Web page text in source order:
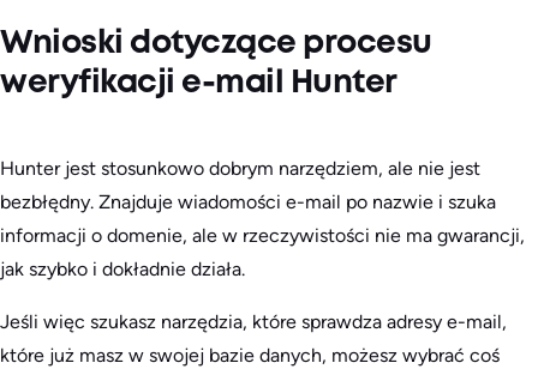
Wnioski dotyczące procesu
weryfikacji e-mail Hunter
Hunter jest stosunkowo dobrym narzędziem, ale nie jest
bezbłędny. Znajduje wiadomości e-mail po nazwie i szuka
informacji o domenie, ale w rzeczywistości nie ma gwarancji,
jak szybko i dokładnie działa.
Jeśli więc szukasz narzędzia, które sprawdza adresy e-mail,
które już masz w swojej bazie danych, możesz wybrać coś